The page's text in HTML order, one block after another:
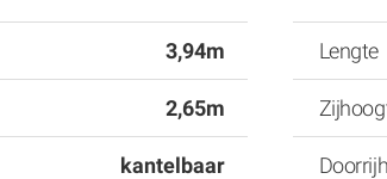
3,94m Lengte
2,65m
kantelbaar